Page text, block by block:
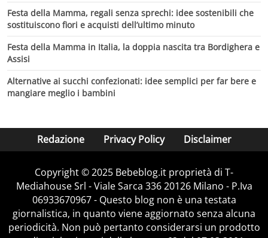
Festa della Mamma, regali senza sprechi: idee sostenibili che
sostituiscono fiori e acquisti dell’ultimo minuto
Festa della Mamma in Italia, la doppia nascita tra Bordighera e
Assisi
Alternative ai succhi confezionati: idee semplici per far bere e
mangiare meglio i bambini
Redazione Privacy Policy Disclaimer
Copyright © 2025 Bebeblog.it proprietà di T-
Mediahouse Srl - Viale Sarca 336 20126 Milano - P.Iva
06933670967 - Questo blog non è una testata
giornalistica, in quanto viene aggiornato senza alcuna
periodicità. Non può pertanto considerarsi un prodotto